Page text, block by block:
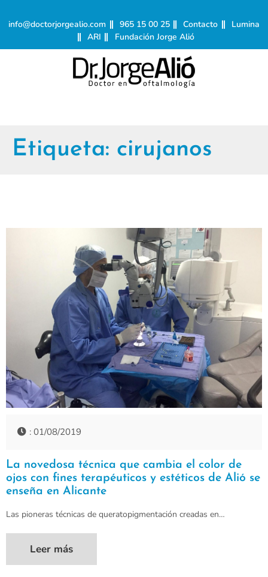
info@doctorjorgealio.com 965 15 00 25 Contacto
Lumina
ARI
Fundación Jorge Alió
Etiqueta: cirujanos
: 01/08/2019
La novedosa técnica que cambia el color de
ojos con fines terapéuticos y estéticos de Alió se
enseña en Alicante
Las pioneras técnicas de queratopigmentación creadas en…
Leer más